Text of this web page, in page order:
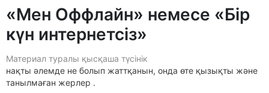
«Мен Оффлайн» немесе «Бір
күн интернетсіз»
Материал туралы қысқаша түсінік
нақты әлемде не болып жаттқанын, онда өте қызықты және
танылмаған жерлер .